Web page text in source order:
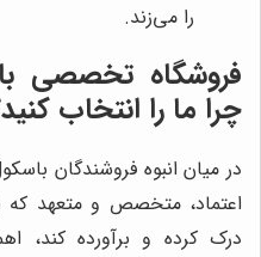
را می‌زند.
فروشگاه تخصصی
چرا ما را انتخاب
در میان انبوه فروشندگان
اعتماد، متخصص و متعهد که
درک کرده و برآورده کند،